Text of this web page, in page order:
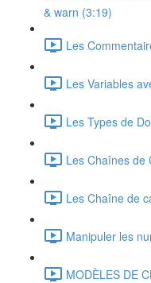
& warn (3:19)
Les
Les Variables
Les Types de
Les Chaînes de
Les Chaîne de
Manipuler les
MODÈLES DE